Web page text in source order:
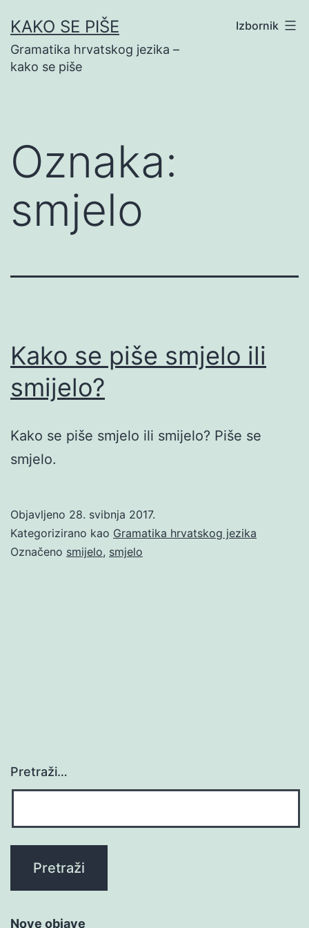
na
sadržaj
KAKO SE PIŠE
Gramatika hrvatskog jezika –
kako se piše
Izbornik
Oznaka:
smjelo
Kako se piše smjelo ili
smijelo?
Kako se piše smjelo ili smijelo? Piše se
smjelo.
Objavljeno 28. svibnja 2017.
Kategorizirano kao Gramatika hrvatskog jezika
Označeno smijelo, smjelo
Pretraži…
Nove objave